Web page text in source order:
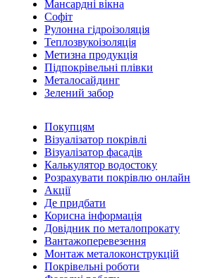
Мансардні вікна
Софіт
Рулонна гідроізоляція
Теплозвукоізоляція
Метизна продукція
Підпокрівельні плівки
Металосайдинг
Зелений забор
Покупцям
Візуалізатор покрівлі
Візуалізатор фасадів
Калькулятор водостоку
Розрахувати покрівлю онлайн
Акції
Де придбати
Корисна інформація
Довідник по металопрокату
Вантажоперевезення
Монтаж металоконструкцій
Покрівельні роботи